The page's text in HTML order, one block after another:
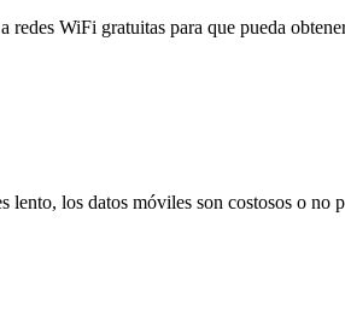
WiFi gratuitas para que pueda
los datos móviles son costosos o